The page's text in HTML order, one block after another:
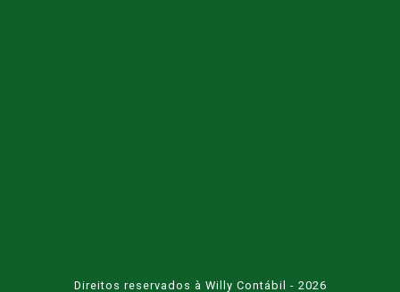
Direitos reservados à Willy Contábil - 2026